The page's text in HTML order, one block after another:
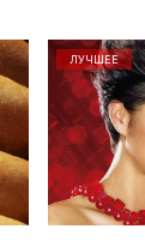
ЛУЧШЕЕ